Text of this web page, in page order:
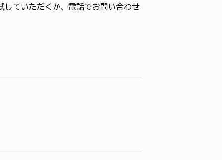
ていただくか、電話でお問い合わせ